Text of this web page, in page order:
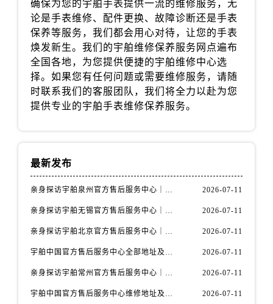
西藏自治区那曲市色尼区浙江西路宇舶售后服务中心（需提前预约）
确保为您的宇舶手表提供一流的维修服务，无
论是手表维修、配件更换、故障诊断还是手表
保养等服务，我们都会用心对待，让您的手表
焕发新生。我们的宇舶维修保养服务网点遍布
全国各地，为您提供便捷的宇舶维修中心选
择。如果您有任何问题或需要维修服务，请随
时联系我们的客服团队，我们将全力以赴为您
提供专业的宇舶手表维修保养服务。
最新发布
亲身探访宇舶泉州官方售后服务中心｜最新地址与售后热线（2026年7月最新） 2026-07-11
亲身探访宇舶无锡官方售后服务中心｜网点地址与售后热线（2026年7月最新） 2026-07-11
亲身探访宇舶北京官方售后服务中心｜全新地址电话（2026年7月最新） 2026-07-11
宇舶中国官方售后服务中心全部地址及24小时客服热线实地考察报告+多信源验证（2026年7月最新） 2026-07-11
亲身探访宇舶常州官方售后服务中心｜完整地址与联系电话（2026年7月最新） 2026-07-11
宇舶中国官方售后服务中心维修地址及电话实地考察报告+多信源验证（2026年7月最新） 2026-07-11